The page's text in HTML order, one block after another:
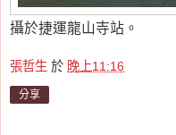
攝於捷運龍山寺站。
張哲生 於 晚上11:16
分享